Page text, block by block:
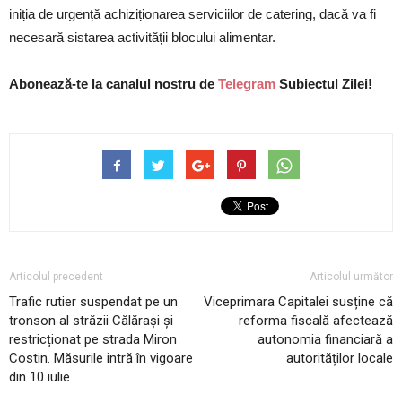
iniția de urgență achiziționarea serviciilor de catering, dacă va fi
necesară sistarea activității blocului alimentar.
Abonează-te la canalul nostru de Telegram Subiectul Zilei!
Articolul precedent
Trafic rutier suspendat pe un
tronson al străzii Călărași și
restricționat pe strada Miron
Costin. Măsurile intră în vigoare
din 10 iulie
Articolul următor
Viceprimara Capitalei susține că
reforma fiscală afectează
autonomia financiară a
autorităților locale